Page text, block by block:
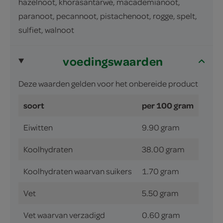
paranoot, pecannoot, pistachenoot, rogge, spelt,
sulfiet, walnoot
voedingswaarden
Deze waarden gelden voor het onbereide product
soort per 100 gram
Eiwitten 9.90 gram
Koolhydraten 38.00 gram
Koolhydraten waarvan suikers 1.70 gram
Vet 5.50 gram
Vet waarvan verzadigd 0.60 gram